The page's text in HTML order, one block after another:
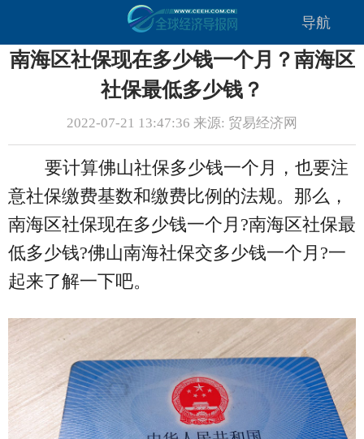
导航
南海区社保现在多少钱一个月？南海区
社保最低多少钱？
2022-07-21 13:47:36 来源: 贸易经济网
要计算佛山社保多少钱一个月，也要注
意社保缴费基数和缴费比例的法规。那么，
南海区社保现在多少钱一个月?南海区社保最
低多少钱?佛山南海社保交多少钱一个月?一
起来了解一下吧。